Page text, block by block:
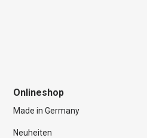
Onlineshop
Made in Germany
Neuheiten